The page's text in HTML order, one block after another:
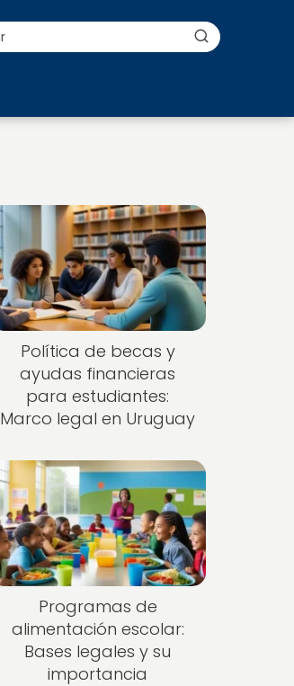
Política de becas y
ayudas financieras
para estudiantes:
Marco legal en Uruguay
Programas de
alimentación escolar:
Bases legales y su
importancia